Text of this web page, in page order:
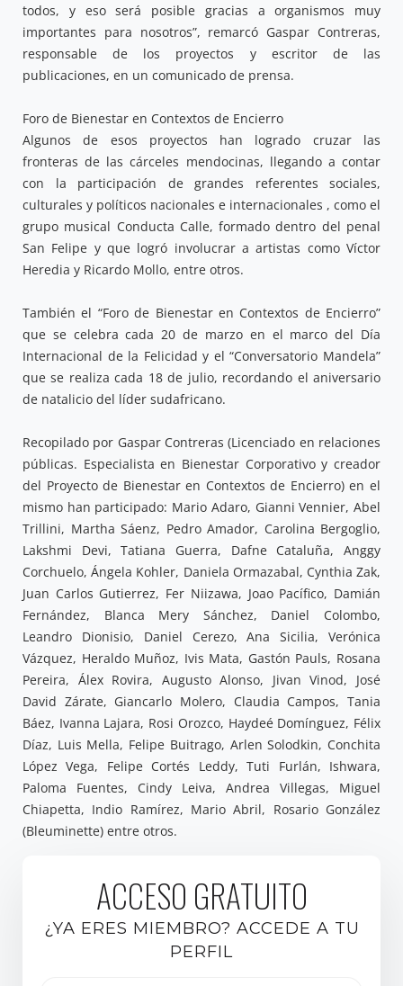
todos, y eso será posible gracias a organismos muy
importantes para nosotros”, remarcó Gaspar Contreras,
responsable de los proyectos y escritor de las
publicaciones, en un comunicado de prensa.
Foro de Bienestar en Contextos de Encierro
Algunos de esos proyectos han logrado cruzar las
fronteras de las cárceles mendocinas, llegando a contar
con la participación de grandes referentes sociales,
culturales y políticos nacionales e internacionales , como el
grupo musical Conducta Calle, formado dentro del penal
San Felipe y que logró involucrar a artistas como Víctor
Heredia y Ricardo Mollo, entre otros.
También el “Foro de Bienestar en Contextos de Encierro”
que se celebra cada 20 de marzo en el marco del Día
Internacional de la Felicidad y el “Conversatorio Mandela”
que se realiza cada 18 de julio, recordando el aniversario
de natalicio del líder sudafricano.
Recopilado por Gaspar Contreras (Licenciado en relaciones
públicas. Especialista en Bienestar Corporativo y creador
del Proyecto de Bienestar en Contextos de Encierro) en el
mismo han participado: Mario Adaro, Gianni Vennier, Abel
Trillini, Martha Sáenz, Pedro Amador, Carolina Bergoglio,
Lakshmi Devi, Tatiana Guerra, Dafne Cataluña, Anggy
Corchuelo, Ángela Kohler, Daniela Ormazabal, Cynthia Zak,
Juan Carlos Gutierrez, Fer Niizawa, Joao Pacífico, Damián
Fernández, Blanca Mery Sánchez, Daniel Colombo,
Leandro Dionisio, Daniel Cerezo, Ana Sicilia, Verónica
Vázquez, Heraldo Muñoz, Ivis Mata, Gastón Pauls, Rosana
Pereira, Álex Rovira, Augusto Alonso, Jivan Vinod, José
David Zárate, Giancarlo Molero, Claudia Campos, Tania
Báez, Ivanna Lajara, Rosi Orozco, Haydeé Domínguez, Félix
Díaz, Luis Mella, Felipe Buitrago, Arlen Solodkin, Conchita
López Vega, Felipe Cortés Leddy, Tuti Furlán, Ishwara,
Paloma Fuentes, Cindy Leiva, Andrea Villegas, Miguel
Chiapetta, Indio Ramírez, Mario Abril, Rosario González
(Bleuminette) entre otros.
ACCESO GRATUITO
¿YA ERES MIEMBRO? ACCEDE A TU
PERFIL